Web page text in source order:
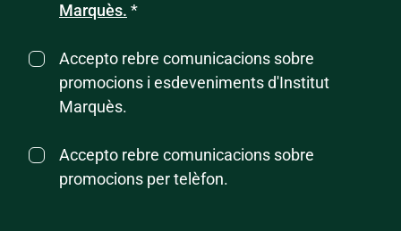
Marquès. *
Accepto rebre comunicacions sobre
promocions i esdeveniments d'Institut
Marquès.
Accepto rebre comunicacions sobre
promocions per telèfon.